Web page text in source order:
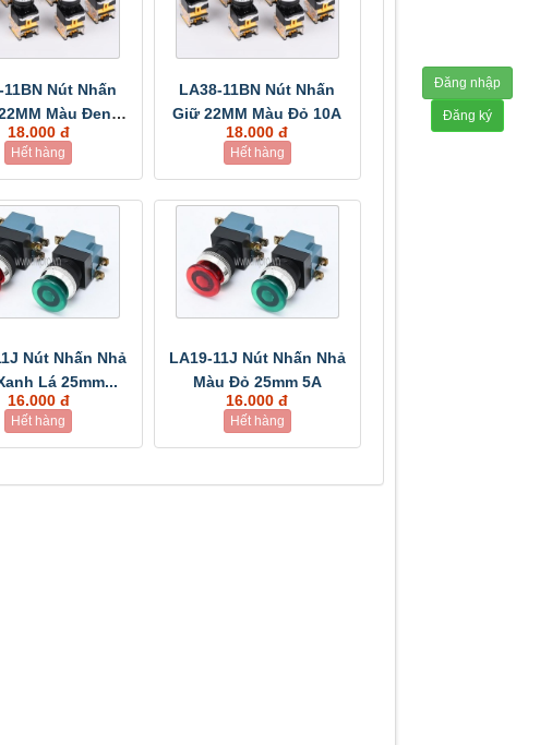
11BN Nút Nhấn
Màu Đen
10A
18.000 đ
Hết hàng
LA38-11BN Nút Nhấn
Giữ 22MM Màu Đỏ 10A
18.000 đ
Hết hàng
Nút Nhấn Nhả
Lá 25mm...
16.000 đ
Hết hàng
LA19-11J Nút Nhấn Nhả
Màu Đỏ 25mm 5A
16.000 đ
Hết hàng
Đăng nhập
Đăng ký